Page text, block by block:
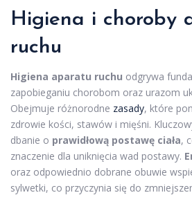
Higiena i choroby
ruchu
Higiena aparatu ruchu odgrywa
zapobieganiu chorobom oraz urazom
Obejmuje różnorodne zasady, które
zdrowie kości, stawów i mięśni.
dbanie o prawidłową postawę ciała,
znaczenie dla uniknięcia wad postawy.
oraz odpowiednio dobrane obuwie
sylwetki, co przyczynia się do